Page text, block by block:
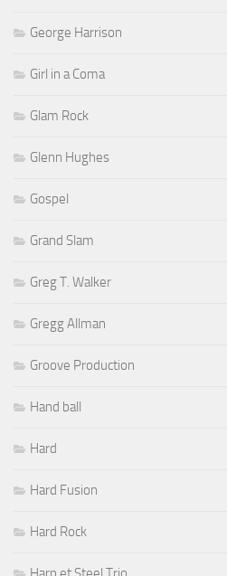
George Harrison
Girl in a Coma
Glam Rock
Glenn Hughes
Gospel
Grand Slam
Greg T. Walker
Gregg Allman
Groove Production
Hand ball
Hard
Hard Fusion
Hard Rock